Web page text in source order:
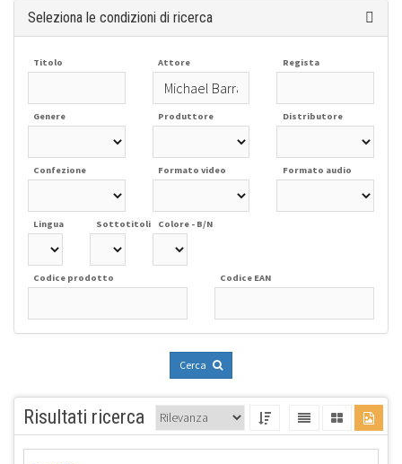
Seleziona le condizioni di ricerca
Titolo Attore Regista
Genere Produttore Distributore
Confezione Formato video Formato audio
Lingua Sottotitoli Colore - B/N
Codice prodotto Codice EAN
Cerca
Risultati ricerca